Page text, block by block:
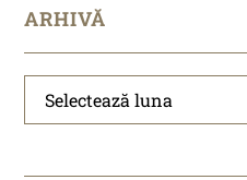
ARHIVĂ
Arhivă